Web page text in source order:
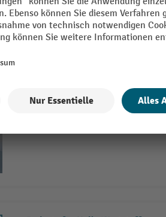
4 Varianten
2-fach Mülltrennung, für
durch Kombination der